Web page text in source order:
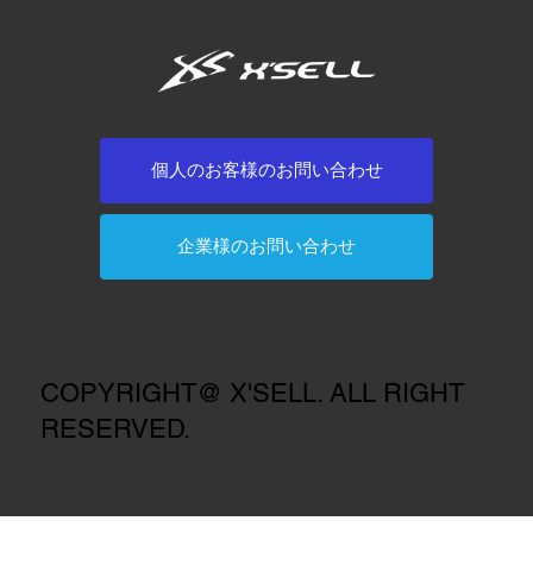
COPYRIGHT@ X'SELL. ALL RIGHT
RESERVED.
個人のお客様のお問い合わせ
企業様のお問い合わせ